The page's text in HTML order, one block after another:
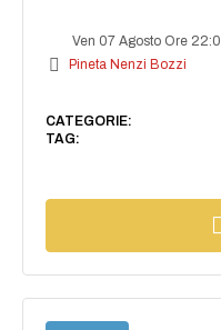
Ven 07 Agosto Ore
Pineta Nenzi Bozzi
CATEGORIE:
TAG: